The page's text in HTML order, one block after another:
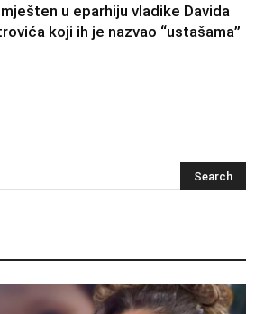
u eparhiju vladike Davida
koji ih je nazvao “ustašama”